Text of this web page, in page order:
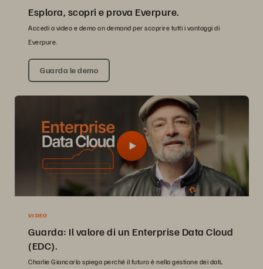
Esplora, scopri e prova Everpure.
Accedi a video e demo on demand per scoprire tutti i vantaggi di
Everpure.
Guarda le demo
VIDEO
Guarda: Il valore di un Enterprise Data Cloud
(EDC).
Charlie Giancarlo spiega perché il futuro è nella gestione dei dati,